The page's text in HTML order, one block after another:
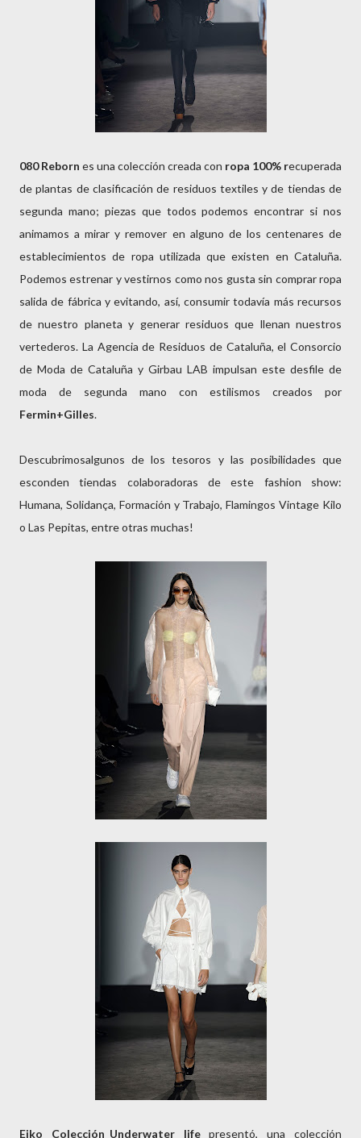
080 Reborn es una colección creada con ropa 100% recuperada
de plantas de clasificación de residuos textiles y de tiendas de
segunda mano; piezas que todos podemos encontrar si nos
animamos a mirar y remover en alguno de los centenares de
establecimientos de ropa utilizada que existen en Cataluña.
Podemos estrenar y vestirnos como nos gusta sin comprar ropa
salida de fábrica y evitando, así, consumir todavía más recursos
de nuestro planeta y generar residuos que llenan nuestros
vertederos. La Agencia de Residuos de Cataluña, el Consorcio
de Moda de Cataluña y Girbau LAB impulsan este desfile de
moda de segunda mano con estilismos creados por
Fermin+Gilles.
Descubrimosalgunos de los tesoros y las posibilidades que
esconden tiendas colaboradoras de este fashion show:
Humana, Solidança, Formación y Trabajo, Flamingos Vintage Kilo
o Las Pepitas, entre otras muchas!
Eiko Colección_Underwater lifepresentó, una colección